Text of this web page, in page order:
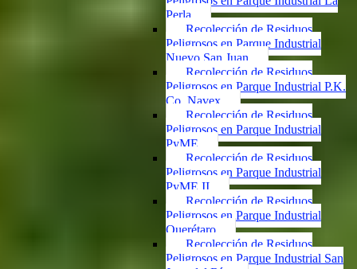
Perla
Recolección de Residuos
Peligrosos en Parque Industrial
Nuevo San Juan
Recolección de Residuos
Peligrosos en Parque Industrial P.K.
Co. Navex
Recolección de Residuos
Peligrosos en Parque Industrial
PyME
Recolección de Residuos
Peligrosos en Parque Industrial
PyME II
Recolección de Residuos
Peligrosos en Parque Industrial
Querétaro
Recolección de Residuos
Peligrosos en Parque Industrial San